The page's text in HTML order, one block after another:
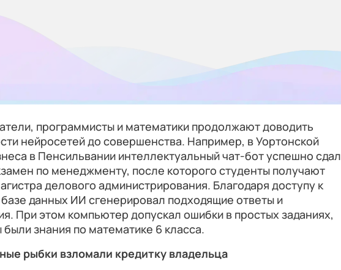
программисты и математики продолжают доводить
нейросетей до совершенства. Например, в Уортонской
в Пенсильвании интеллектуальный чат-бот успешно сдал
по менеджменту, после которого студенты получают
делового администрирования. Благодаря доступу к
данных ИИ сгенерировал подходящие ответы и
При этом компьютер допускал ошибки в простых заданиях,
знания по математике 6 класса.
рыбки взломали кредитку владельца